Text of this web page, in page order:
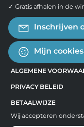
✓ Gratis afhalen in de
Inschrijven
Mijn
ALGEMENE
PRIVACY BELEID
BETAALWIJZE
Wij accepteren